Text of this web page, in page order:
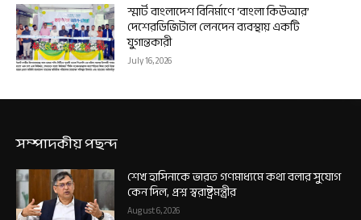
স্মার্ট বাংলাদেশ বিনির্মাণে ‘বাংলা কিউআর’
দেশেরডিজিটাল লেনদেন ব্যবস্থায় একটি
যুগান্তকারী
July 16, 2026
সম্পাদকীয় পছন্দ
শেখ হাসিনাকে ভারত গণমাধ্যমে কথা বলার সুযোগ
কেন দিল, প্রশ্ন স্বরাষ্ট্রমন্ত্রীর
August 6, 2026